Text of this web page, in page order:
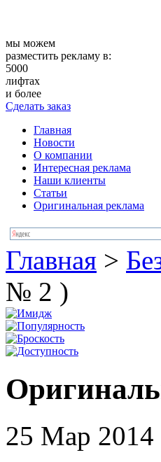
мы можем
разместить рекламу в:
5000
лифтах
и более
Сделать заказ
Главная
Новости
О компании
Интересная реклама
Наши клиенты
Статьи
Оригинальная реклама
Главная >
№ 2 )
25 Мар 2014